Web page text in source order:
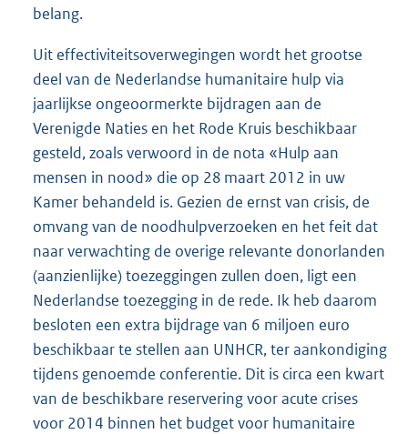
belang.
Uit effectiviteitsoverwegingen wordt het grootse
deel van de Nederlandse humanitaire hulp via
jaarlijkse ongeoormerkte bijdragen aan de
Verenigde Naties en het Rode Kruis beschikbaar
gesteld, zoals verwoord in de nota «Hulp aan
mensen in nood» die op 28 maart 2012 in uw
Kamer behandeld is. Gezien de ernst van crisis, de
omvang van de noodhulpverzoeken en het feit dat
naar verwachting de overige relevante donorlanden
(aanzienlijke) toezeggingen zullen doen, ligt een
Nederlandse toezegging in de rede. Ik heb daarom
besloten een extra bijdrage van 6 miljoen euro
beschikbaar te stellen aan UNHCR, ter aankondiging
tijdens genoemde conferentie. Dit is circa een kwart
van de beschikbare reservering voor acute crises
voor 2014 binnen het budget voor humanitaire